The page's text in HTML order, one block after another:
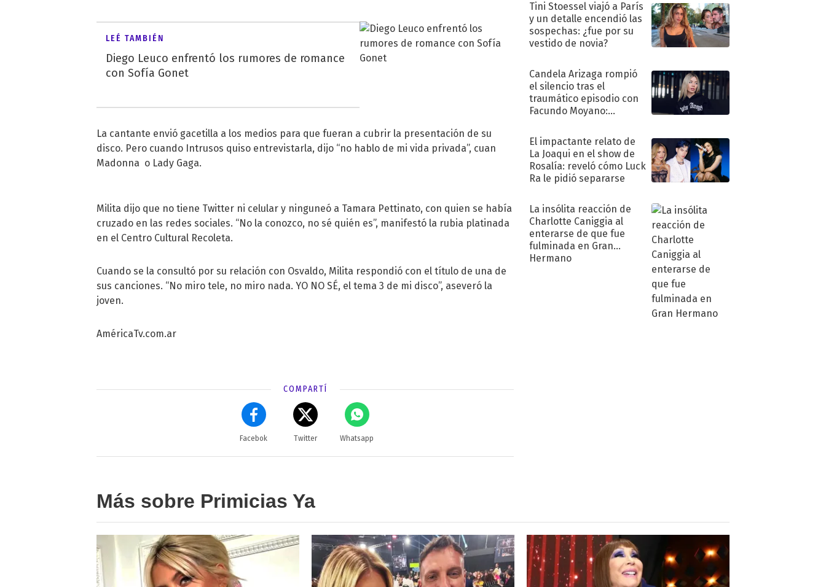
LEÉ TAMBIÉN
Diego Leuco enfrentó los rumores de romance
con Sofía Gonet
La cantante envió gacetilla a los medios para que fueran a cubrir la presentación de su
disco. Pero cuando Intrusos quiso entrevistarla, dijo “no hablo de mi vida privada”, cuan
Madonna o Lady Gaga.
Milita dijo que no tiene Twitter ni celular y ninguneó a Tamara Pettinato, con quien se había
cruzado en las redes sociales. “No la conozco, no sé quién es”, manifestó la rubia platinada
en el Centro Cultural Recoleta.
Cuando se la consultó por su relación con Osvaldo, Milita respondió con el título de una de
sus canciones. “No miro tele, no miro nada. YO NO SÉ, el tema 3 de mi disco”, aseveró la
joven.
AméricaTv.com.ar
COMPARTÍ
Facebok Twitter Whatsapp
Tini Stoessel viajó a París
y un detalle encendió las
sospechas: ¿fue por su
vestido de novia?
Candela Arizaga rompió
el silencio tras el
traumático episodio con
Facundo Moyano:
El impactante relato de
La Joaqui en el show de
Rosalía: reveló cómo Luck
Ra le pidió separarse
La insólita reacción de
Charlotte Caniggia al
enterarse de que fue
fulminada en Gran
Hermano
Más sobre Primicias Ya